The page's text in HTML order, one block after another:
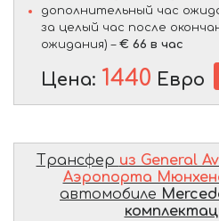
дополнительный час
за целый час после
ожидания) – € 66 в час
Цена: 1440 Евро
Трансфер из General
Аэропорта
автомобиле